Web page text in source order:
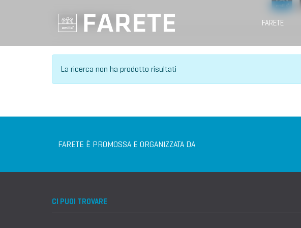
FARETE
VILLAGGIO DELL'IA
La ricerca non ha prodotto risultati
FARETE È PROMOSSA E ORGANIZZATA DA
CI PUOI TROVARE